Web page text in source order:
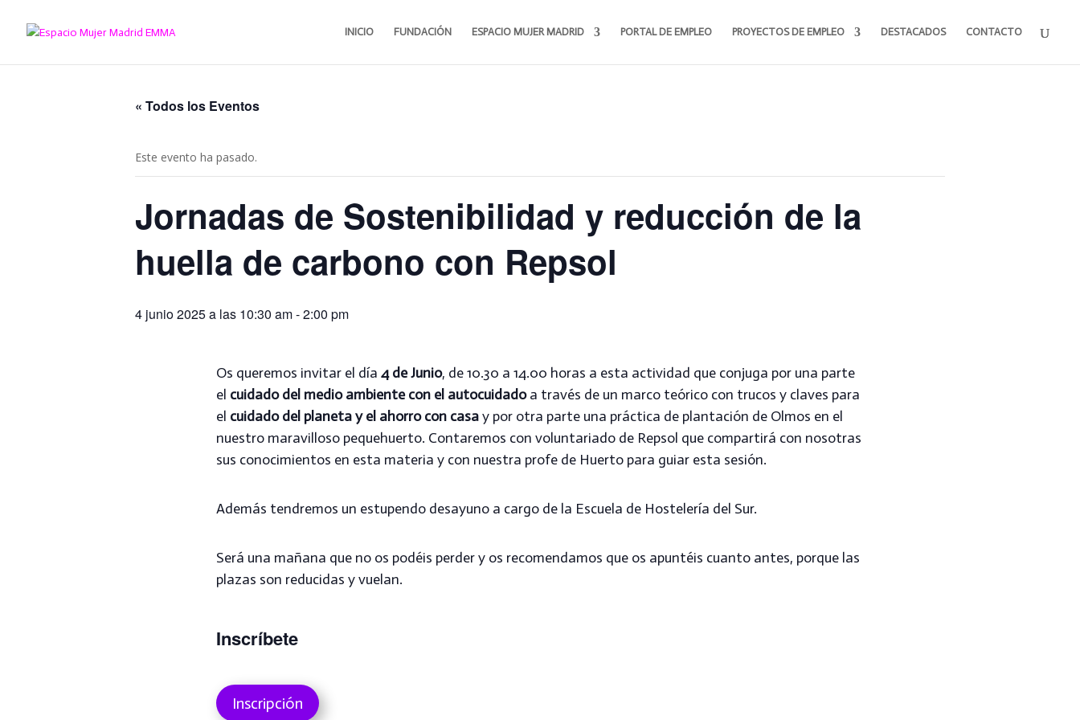
INICIO FUNDACIÓN ESPACIO MUJER MADRID PORTAL DE EMPLEO PROYECTOS DE EMPLEO DESTACADOS CONTACTO
« Todos los Eventos
Este evento ha pasado.
Jornadas de Sostenibilidad y reducción de la
huella de carbono con Repsol
4 junio 2025 a las 10:30 am-2:00 pm
Os queremos invitar el día 4 de Junio, de 10.30 a 14.00 horas a esta actividad que conjuga por una parte
el cuidado del medio ambiente con el autocuidadoa través de un marco teórico con trucos y claves para
el cuidado del planeta y el ahorro con casay por otra parte una práctica de plantación de Olmos en el
nuestro maravilloso pequehuerto. Contaremos con voluntariado de Repsol que compartirá con nosotras
sus conocimientos en esta materia y con nuestra profe de Huerto para guiar esta sesión.
Además tendremos un estupendo desayuno a cargo de la Escuela de Hostelería del Sur.
Será una mañana que no os podéis perder y os recomendamos que os apuntéis cuanto antes, porque las
plazas son reducidas y vuelan.
Inscríbete
Inscripción